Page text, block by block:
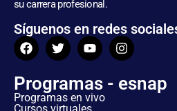
su carrera profesional.
Síguenos en redes
Programas - esnap
Programas en vivo
Cursos virtuales